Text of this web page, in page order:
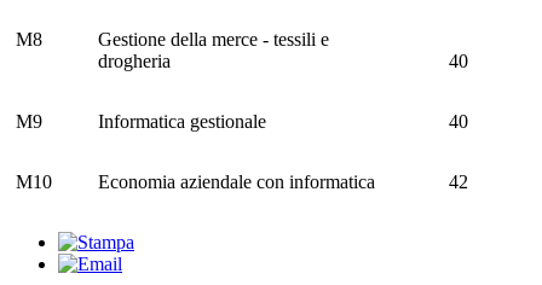
M8
Gestione della merce - tessili e
drogheria
40
M9 Informatica gestionale 40
M10 Economia aziendale con informatica 42